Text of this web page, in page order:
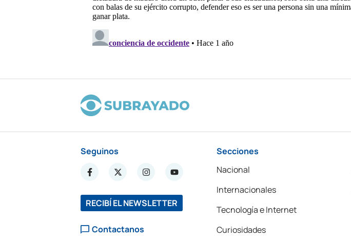
Seguinos
RECIBÍ EL NEWSLETTER
Contactanos
Secciones
Nacional
Internacionales
Tecnología e Internet
Curiosidades